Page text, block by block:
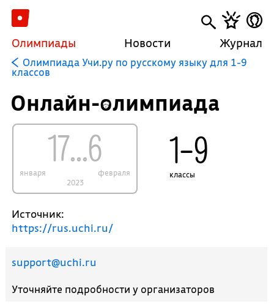
Олимпиады Новости Журнал
Олимпиада Учи.ру по русскому языку для 1-9
классов
Онлайн-олимпиада
17...6
января
февраля
2023
1–9
классы
Источник:
https://rus.uchi.ru/
support@uchi.ru
Уточняйте подробности у организаторов